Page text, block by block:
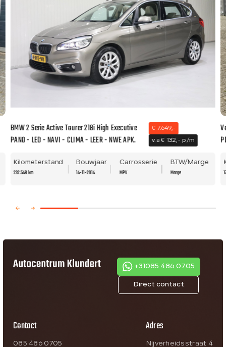
BMW 2 Serie Active Tourer 218i High Executive
PANO - LED - NAVI - CLIMA - LEER - NWE APK.
€ 7.649,-
v.a € 132,- p/m
Kilometerstand
232.548 km
Bouwjaar
14-11-2014
Carrosserie
MPV
BTW/Marge
Marge
Direct contact
+31085 486 0705
Contact
085 486 0705
Adres
Nijverheidsstraat 4